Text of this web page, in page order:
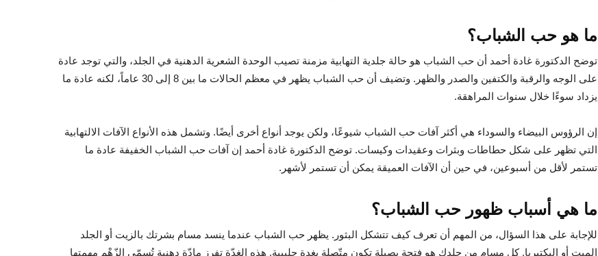
ما هو حب الشباب؟
توضح الدكتورة غادة أحمد أن حب الشباب هو حالة جلدية التهابية مزمنة تصيب الوحدة الشعرية الدهنية في الجلد، والتي توجد عادة
على الوجه والرقبة والكتفين والصدر والظهر. وتضيف أن حب الشباب يظهر في معظم الحالات ما بين 8 إلى 30 عاماً، لكنه عادة ما
يزداد سوءًا خلال سنوات المراهقة.
إن الرؤوس البيضاء والسوداء هي أكثر آفات حب الشباب شيوعًا، ولكن يوجد أنواع أخرى أيضًا. وتشمل هذه الأنواع الآفات الالتهابية
التي تظهر على شكل حطاطات وبثرات وعقيدات وكيسات. توضح الدكتورة غادة أحمد إن آفات حب الشباب الخفيفة عادة ما
تستمر لأقل من أسبوعين، في حين أن الآفات العميقة يمكن أن تستمر لأشهر.
ما هي أسباب ظهور حب الشباب؟
للإجابة على هذا السؤال، من المهم أن تعرف كيف تتشكل البثور. يظهر حب الشباب عندما ينسد مسام بشرتك بالزيت أو الجلد
الميت أو البكتيريا. كل مسام من جلدك هو فتحة بصيلة تكون متّصلة بغدة حليبية. هذه الغدّة تفرز مادّة دهنية تُسمّى الزّهْم مهمتها